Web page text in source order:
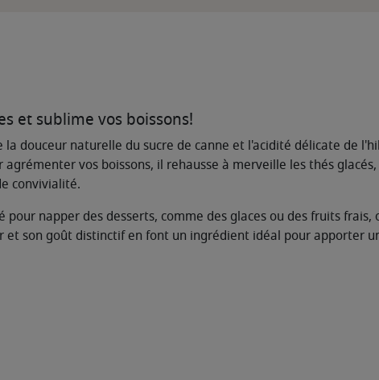
et sublime vos boissons!
douceur naturelle du sucre de canne et l'acidité délicate de
vos boissons, il rehausse à merveille les thés
convivialité.
napper des desserts, comme des glaces ou des fruits frais,
son goût distinctif en font un ingrédient idéal pour apporter